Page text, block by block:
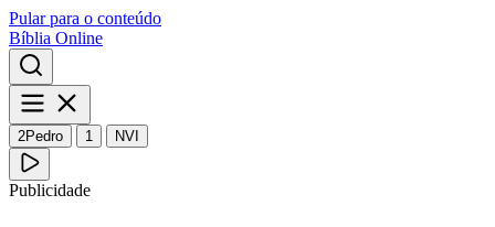
Pular para o conteúdo
Bíblia Online
2Pedro 1 NVI
Publicidade